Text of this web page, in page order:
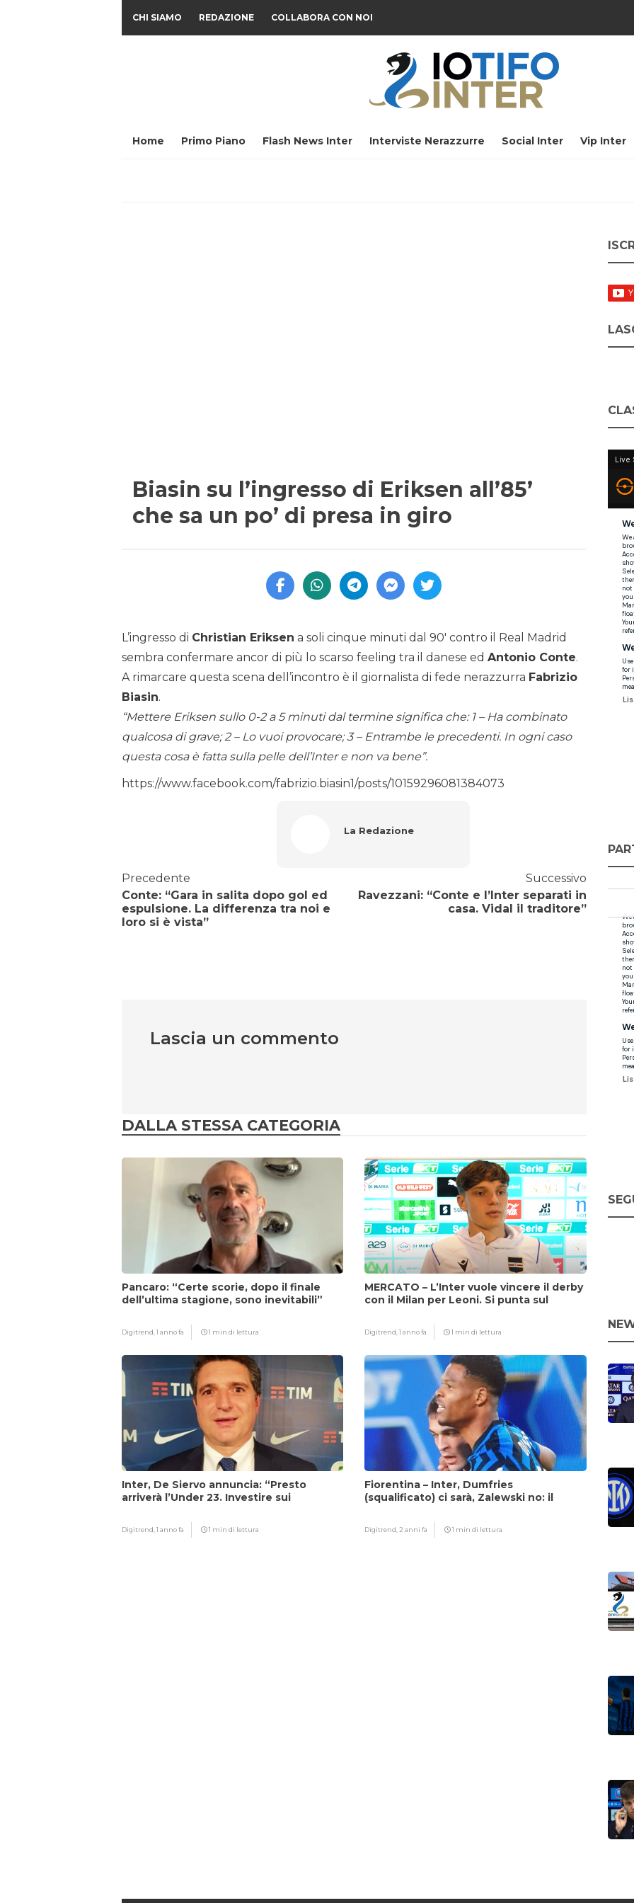
CHI SIAMO REDAZIONE COLLABORA CON NOI
Home Primo Piano Flash News Inter Interviste Nerazzurre Social Inter Vip Inter
Biasin su l’ingresso di Eriksen all’85’
che sa un po’ di presa in giro
L’ingresso di Christian Eriksen a soli cinque minuti dal 90′ contro il Real Madrid
sembra confermare ancor di più lo scarso feeling tra il danese ed Antonio Conte.
A rimarcare questa scena dell’incontro è il giornalista di fede nerazzurra Fabrizio
Biasin.
“Mettere Eriksen sullo 0-2 a 5 minuti dal termine significa che: 1 – Ha combinato
qualcosa di grave; 2 – Lo vuoi provocare; 3 – Entrambe le precedenti. In ogni caso
questa cosa è fatta sulla pelle dell’Inter e non va bene”.
https://www.facebook.com/fabrizio.biasin1/posts/10159296081384073
La Redazione
Precedente
Conte: “Gara in salita dopo gol ed
espulsione. La differenza tra noi e
loro si è vista”
Successivo
Ravezzani: “Conte e l’Inter separati in
casa. Vidal il traditore”
Lascia un commento
DALLA STESSA CATEGORIA
Pancaro: “Certe scorie, dopo il finale
dell’ultima stagione, sono inevitabili”
Digitrend,1 anno fa 1 min di lettura
MERCATO – L’Inter vuole vincere il derby
con il Milan per Leoni. Si punta sul
Digitrend,1 anno fa 1 min di lettura
Inter, De Siervo annuncia: “Presto
arriverà l’Under 23. Investire sui
Digitrend,1 anno fa 1 min di lettura
Fiorentina – Inter, Dumfries
(squalificato) ci sarà, Zalewski no: il
Digitrend,2 anni fa 1 min di lettura